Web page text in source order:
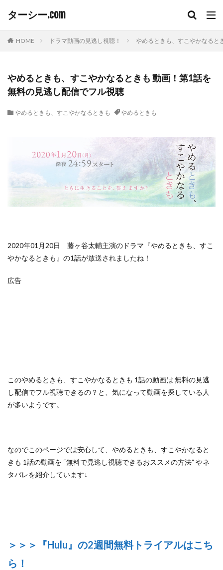
ターシー.com
HOME ドラマ動画の見逃し視聴！ やめるときも、すこやかなると
やめるときも、すこやかなるときも 動画！第1話を
無料の見逃し配信でフル視聴
やめるときも、すこやかなるときも やめるときも
2020年01月20日 藤ヶ谷太輔主演のドラマ『やめるときも、すこ
やかなるときも』の1話が放送されましたね！
広告
このやめるときも、すこやかなるときも 1話の動画は 無料の見逃
し配信でフル視聴できるの？ と、気になって動画を探している人
が多いようです。
なのでこのページでは安心して、 やめるときも、すこやかなると
きも 1話の動画を “無料で見逃し視聴できるおススメの方法” やネ
タバレを紹介しています↓
＞＞＞『Hulu』の2週間無料トライアルはこち
ら！